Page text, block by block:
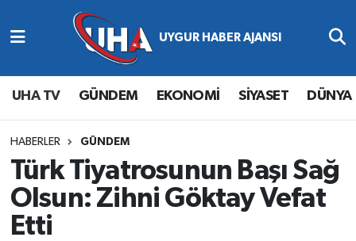
UHA TV GÜNDEM EKONOMİ SİYASET DÜNYA
HABERLER GÜNDEM
Türk Tiyatrosunun Başı Sağ
Olsun: Zihni Göktay Vefat
Etti
Abone Ol
Gündem
Ekonomi
Magazin
Siyaset
Nöbetçi Eczaneler
Hava Durumu
Namaz Vakitleri
Trafik Durumu
Süper Lig Puan Durumu ve Fikstür